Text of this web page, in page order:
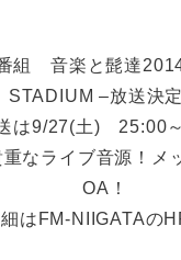
組 音楽と髭達
STADIUM –放送決定
は9/27(土) 25:00
なライブ音源！メ
OA！
はFM-NIIGATAの